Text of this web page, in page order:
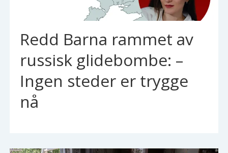
Redd Barna rammet av
russisk glidebombe: –
Ingen steder er trygge
nå